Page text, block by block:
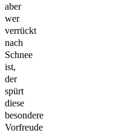
aber
wer
verrückt
nach
Schnee
ist,
der
spürt
diese
besondere
Vorfreude